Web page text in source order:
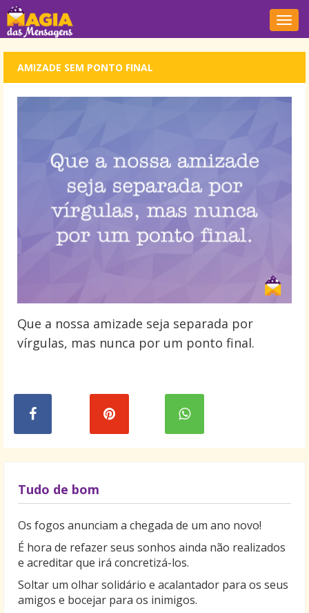
AMIZADE SEM PONTO FINAL
Que a nossa amizade seja separada por
vírgulas, mas nunca por um ponto final.
Tudo de bom
Os fogos anunciam a chegada de um ano novo!
É hora de refazer seus sonhos ainda não realizados
e acreditar que irá concretizá-los.
Soltar um olhar solidário e acalantador para os seus
amigos e bocejar para os inimigos.